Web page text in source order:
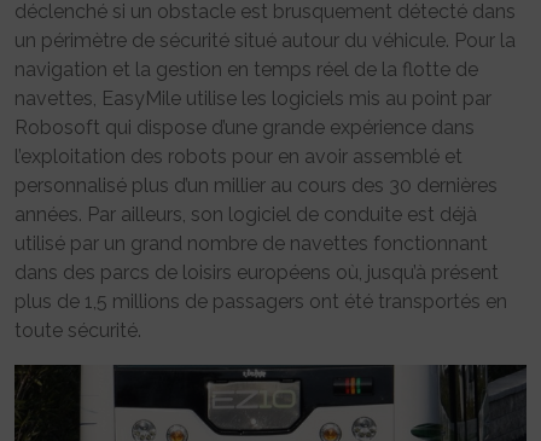
déclenché si un obstacle est brusquement détecté dans
un périmètre de sécurité situé autour du véhicule. Pour la
navigation et la gestion en temps réel de la flotte de
navettes, EasyMile utilise les logiciels mis au point par
Robosoft qui dispose d’une grande expérience dans
l’exploitation des robots pour en avoir assemblé et
personnalisé plus d’un millier au cours des 30 dernières
années. Par ailleurs, son logiciel de conduite est déjà
utilisé par un grand nombre de navettes fonctionnant
dans des parcs de loisirs européens où, jusqu’à présent
plus de 1,5 millions de passagers ont été transportés en
toute sécurité.